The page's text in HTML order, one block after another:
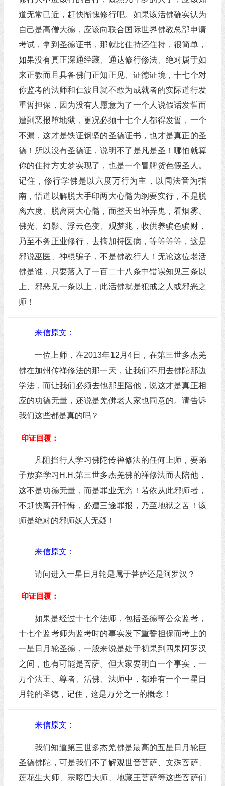
道无常已近，赶快惭愧修行吧。如果该活佛确实认为
自己是高僧大德，应该向联合国际世界佛教总部申请
考试，拿到圣德证书，那就比住持还住持，很简单，
如果没有真正深通经藏、通达修行修法、绝对属于如
来正教而且具备佛门正知正见、证德证境，十七个对
你监考的法师和仁波且就不敢为成就者的实际道行发
重誓担保，因为没有人愿意为了一个人说假话发誓而
遭到恶报堕地狱，更况必须十七个人都得发誓，一个
不漏，这才是铁证钢坚的圣德证书，也才是真正的圣
德！所以没有圣德证，说明不了是凡是圣！哪怕就算
你的住持方丈梦实现了，也是一个冒牌货色假圣人。
记住，修行学佛是以六度万行为主，以闻法音为指
南，悟道以解脱大手印两大心髓为纲要实行，不是脱
离六度、脱离两大心髓，而整天出神弄鬼，看烟雾、
佛光、幻影、浮云色变、观梦兆，收供养骗色骗财，
乃至不务正业修行，去搞加持医病，等等等等，这是
邪说巫医、神棍骗子，不是佛教行人！无论这位老活
佛是谁，只要落入了一百二十八条中错误知见三条以
上、邪恶见一条以上，此活佛就是犯戒之人或邪恶之
师！
来信原文：
一位上师，在2013年12月4日，在第三世多杰羌
佛在加州传禅修法的那一天，让我们不用去佛陀那边
学法，而让我们必须去他那里陪他，说这才是真正相
应的功德无量，还说是羌佛老人家也同意的。请告诉
我们这些都是真的吗？
印证回覆：
凡阻挡行人学习佛陀传禅修法的任何上师，要弟
子放弃学习H.H.第三世多杰羌佛的禅修法而去陪他，
这不是功德无量，而是罪业无穷！若依从此邪师者，
不赶快离开忏悔，必遭三途罪报，乃至地狱之苦！该
师是绝对的邪师妖人无疑！
来信原文：
请问进入一星日月轮是属于菩萨还是阿罗汉？
印证回覆：
如果是经过十七个法师，包括圣德等公众监考，
十七个监考师为监考时的事实发下重誓担保而考上的
一星日月轮圣德，一般来说是处于初果到四果阿罗汉
之间，也有可能是菩萨。但大家要明白一个事实，一
万个法王、尊者、活佛、法师中，都难有一个一星日
月轮的圣德，记住，这是万分之一的概念！
来信原文：
我们知道第三世多杰羌佛是最高的五星日月轮巨
圣德佛陀，可是我们不了解观世音菩萨、文殊菩萨、
莲花生大师、宗喀巴大师、地藏王菩萨等这些菩萨们